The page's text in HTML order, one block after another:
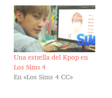
Una estrella del Kpop en
Los Sims 4
En «Los Sims 4 CC»